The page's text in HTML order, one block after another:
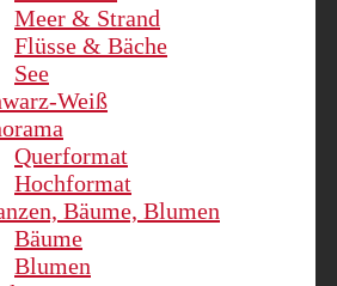
Meer & Strand
Flüsse & Bäche
See
Weiß
Querformat
Hochformat
Bäume, Blumen
Bäume
Blumen